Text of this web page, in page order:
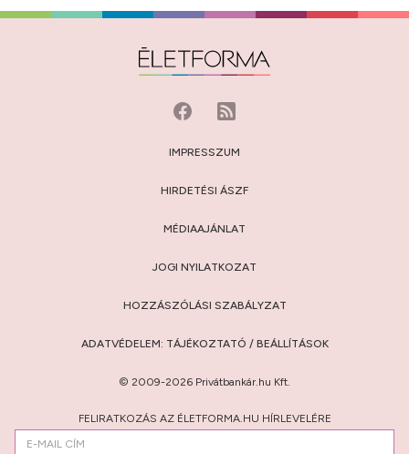
IMPRESSZUM
HIRDETÉSI ÁSZF
MÉDIAAJÁNLAT
JOGI NYILATKOZAT
HOZZÁSZÓLÁSI SZABÁLYZAT
ADATVÉDELEM: TÁJÉKOZTATÓ / BEÁLLÍTÁSOK
© 2009-2026 Privátbankár.hu Kft.
FELIRATKOZÁS AZ ÉLETFORMA.HU HÍRLEVELÉRE